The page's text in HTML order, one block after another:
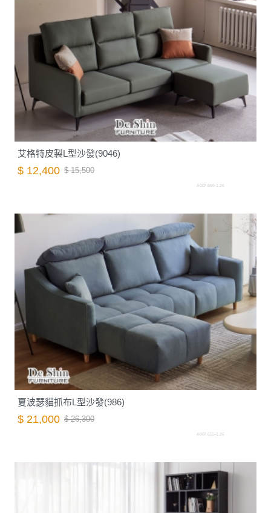
艾格特皮製L型沙發(9046)
$ 12,400 $ 15,500
A007.659-1.26
夏波瑟貓抓布L型沙發(986)
$ 21,000 $ 26,300
A007.655-1.26